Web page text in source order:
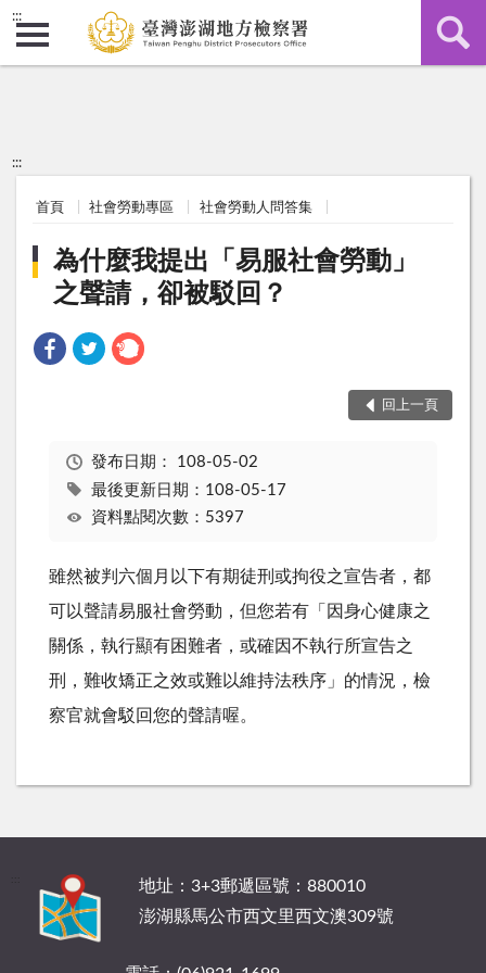
:::
:::
首頁 社會勞動專區 社會勞動人問答集
為什麼我提出「易服社會勞動」
之聲請，卻被駁回？
回上一頁
發布日期： 108-05-02
最後更新日期：108-05-17
資料點閱次數：5397
雖然被判六個月以下有期徒刑或拘役之宣告者，都
可以聲請易服社會勞動，但您若有「因身心健康之
關係，執行顯有困難者，或確因不執行所宣告之
刑，難收矯正之效或難以維持法秩序」的情況，檢
察官就會駁回您的聲請喔。
地址：3+3郵遞區號：880010
澎湖縣馬公市西文里西文澳309號